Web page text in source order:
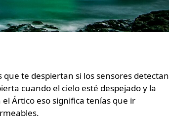
te despiertan si los sensores detectan
cuando el cielo esté despejado y la
Ártico eso significa tenías que ir